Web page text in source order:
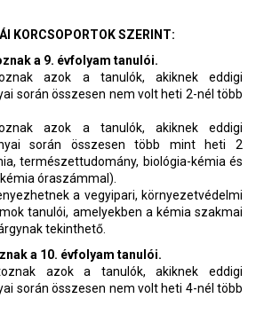
KORCSOPORTOK SZERINT:
a 9. évfolyam tanulói.
azok a tanulók, akiknek eddigi
során összesen nem volt heti 2-nél több
azok a tanulók, akiknek eddigi
során összesen több mint heti 2
természettudomány, biológia-kémia és
óraszámmal).
a vegyipari, környezetvédelmi
tanulói, amelyekben a kémia szakmai
tekinthető.
a 10. évfolyam tanulói.
azok a tanulók, akiknek eddigi
során összesen nem volt heti 4-nél több